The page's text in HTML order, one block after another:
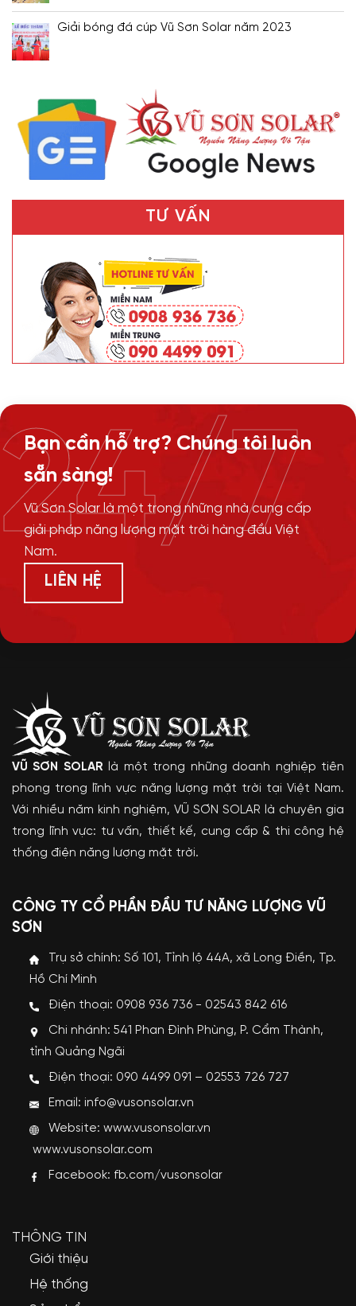
Giải bóng đá cúp Vũ Sơn Solar năm 2023
TƯ VẤN
Bạn cần hỗ trợ? Chúng tôi luôn
sẵn sàng!
Vũ Sơn Solar là một trong những nhà cung cấp
giải pháp năng lượng mặt trời hàng đầu Việt
Nam.
LIÊN HỆ
24/7
VŨ SƠN SOLAR là một trong những doanh nghiệp tiên
phong trong lĩnh vực năng lượng mặt trời tại Việt Nam.
Với nhiều năm kinh nghiệm, VŨ SƠN SOLAR là chuyên gia
trong lĩnh vực: tư vấn, thiết kế, cung cấp & thi công hệ
thống điện năng lượng mặt trời.
CÔNG TY CỔ PHẦN ĐẦU TƯ NĂNG LƯỢNG VŨ
SƠN
Trụ sở chính: Số 101, Tỉnh lộ 44A, xã Long Điền, Tp.
Hồ Chí Minh
Điện thoại: 0908 936 736 - 02543 842 616
Chi nhánh: 541 Phan Đình Phùng, P. Cẩm Thành,
tỉnh Quảng Ngãi
Điện thoại: 090 4499 091 – 02553 726 727
Email: info@vusonsolar.vn
Website:www.vusonsolar.vn
www.vusonsolar.com
Facebook: fb.com/vusonsolar
THÔNG TIN
Giới thiệu
Hệ thống